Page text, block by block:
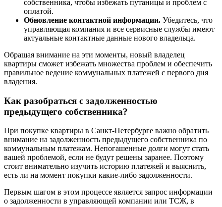
собственника, чтобы избежать путаницы и проблем с
оплатой.
Обновление контактной информации. Убедитесь, что
управляющая компания и все сервисные службы имеют
актуальные контактные данные нового владельца.
Обращая внимание на эти моменты, новый владелец
квартиры сможет избежать множества проблем и обеспечить
правильное ведение коммунальных платежей с первого дня
владения.
Как разобраться с задолженностью
предыдущего собственника?
При покупке квартиры в Санкт-Петербурге важно обратить
внимание на задолженность предыдущего собственника по
коммунальным платежам. Непогашенные долги могут стать
вашей проблемой, если не будут решены заранее. Поэтому
стоит внимательно изучить историю платежей и выяснить,
есть ли на момент покупки какие-либо задолженности.
Первым шагом в этом процессе является запрос информации
о задолженности в управляющей компании или ТСЖ, в